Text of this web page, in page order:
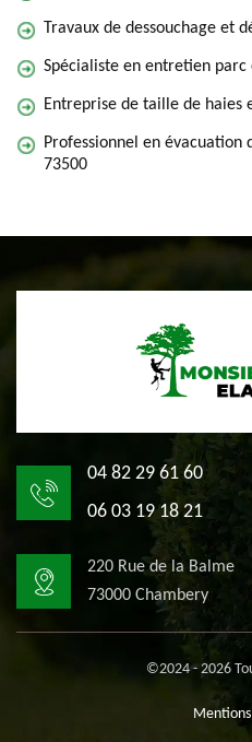
Travaux de dessouchage et
Spécialiste en entretien
Entreprise de taille de haies
Professionnel en évacuation
73500
04 82 29 61 60
06 03 19 18 21
220 Rue de la Balme
73000 Chambery
©2024 - 2026